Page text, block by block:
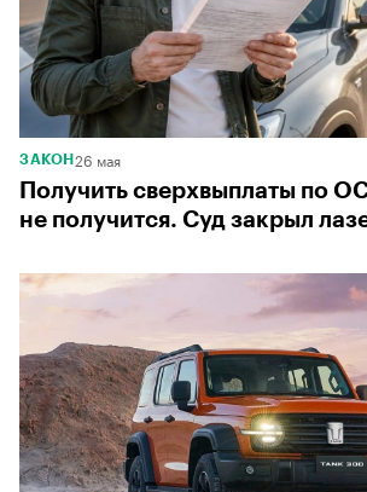
ЗАКОН 26 мая
Получить сверхвыплаты по
не получится. Суд закрыл